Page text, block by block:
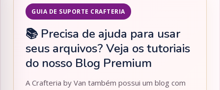
GUIA DE SUPORTE CRAFTERIA
📚 Precisa de ajuda para usar
seus arquivos? Veja os tutoriais
do nosso Blog Premium
A Crafteria by Van também possui um blog com